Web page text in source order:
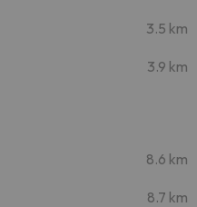
3.5 km
3.9 km
8.6 km
8.7 km